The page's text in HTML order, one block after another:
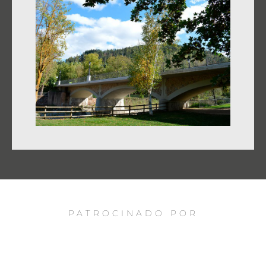
PATROCINADO POR